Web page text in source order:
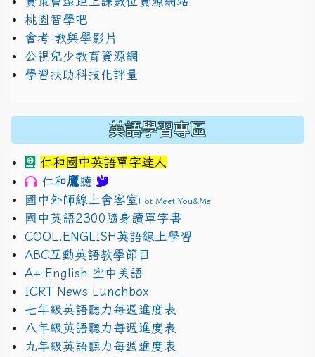
桃園智學吧
會考-教與學影片
公視兒少教育資源網
學習扶助科技化評量
英語學習專區
仁和國中英語單字達人
仁和鷹聽
國中外師線上會客室Hot Meet You&Me
國中英語2300隨身讀單字書
COOL.ENGLISH英語線上學習
ABC互動英語教學節目
A+ English 空中美語
ICRT News Lunchbox
七年級英語聽力每週進度表
八年級英語聽力每週進度表
九年級英語聽力每週進度表